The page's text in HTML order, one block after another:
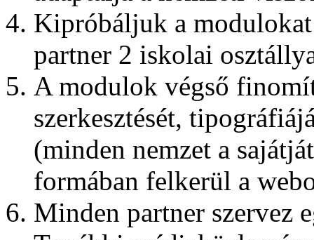
Kipróbáljuk a
partner 2 iskolai
A modulok végső
szerkesztését,
(minden nemzet a
formában felkerül a
Minden partner szervez